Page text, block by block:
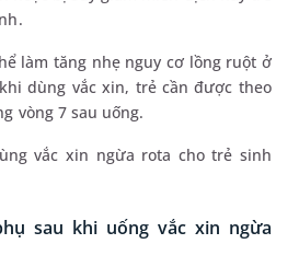
làm tăng nhẹ nguy cơ lồng ruột ở
dùng vắc xin, trẻ cần được theo
vòng 7 sau uống.
vắc xin ngừa rota cho trẻ sinh
sau khi uống vắc xin ngừa